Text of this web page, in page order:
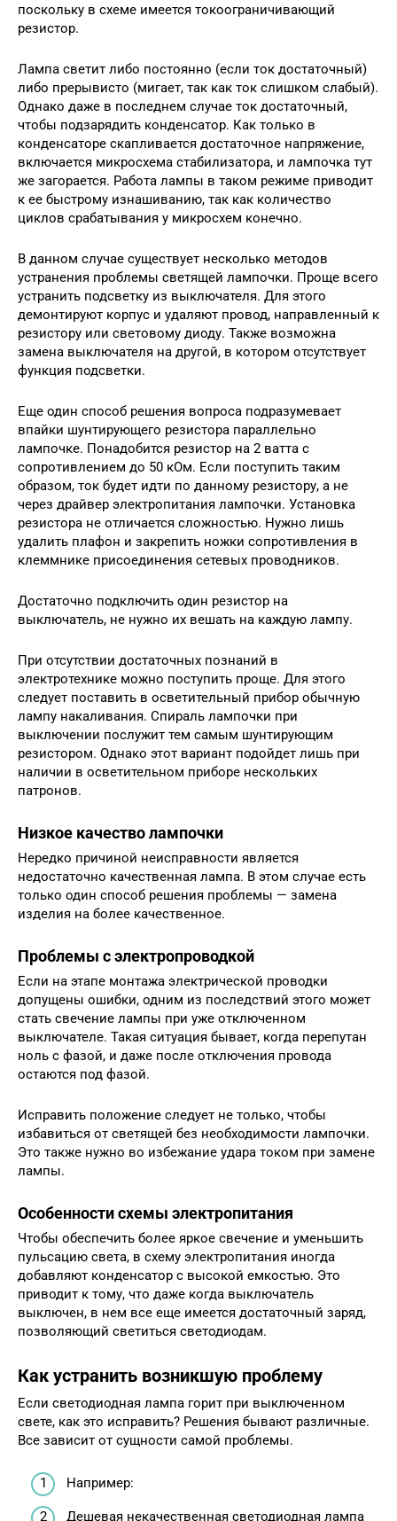
поскольку в схеме имеется токоограничивающий
резистор.
Лампа светит либо постоянно (если ток достаточный)
либо прерывисто (мигает, так как ток слишком слабый).
Однако даже в последнем случае ток достаточный,
чтобы подзарядить конденсатор. Как только в
конденсаторе скапливается достаточное напряжение,
включается микросхема стабилизатора, и лампочка тут
же загорается. Работа лампы в таком режиме приводит
к ее быстрому изнашиванию, так как количество
циклов срабатывания у микросхем конечно.
В данном случае существует несколько методов
устранения проблемы светящей лампочки. Проще всего
устранить подсветку из выключателя. Для этого
демонтируют корпус и удаляют провод, направленный к
резистору или световому диоду. Также возможна
замена выключателя на другой, в котором отсутствует
функция подсветки.
Еще один способ решения вопроса подразумевает
впайки шунтирующего резистора параллельно
лампочке. Понадобится резистор на 2 ватта с
сопротивлением до 50 кОм. Если поступить таким
образом, ток будет идти по данному резистору, а не
через драйвер электропитания лампочки. Установка
резистора не отличается сложностью. Нужно лишь
удалить плафон и закрепить ножки сопротивления в
клеммнике присоединения сетевых проводников.
Достаточно подключить один резистор на
выключатель, не нужно их вешать на каждую лампу.
При отсутствии достаточных познаний в
электротехнике можно поступить проще. Для этого
следует поставить в осветительный прибор обычную
лампу накаливания. Спираль лампочки при
выключении послужит тем самым шунтирующим
резистором. Однако этот вариант подойдет лишь при
наличии в осветительном приборе нескольких
патронов.
Низкое качество лампочки
Нередко причиной неисправности является
недостаточно качественная лампа. В этом случае есть
только один способ решения проблемы — замена
изделия на более качественное.
Проблемы с электропроводкой
Если на этапе монтажа электрической проводки
допущены ошибки, одним из последствий этого может
стать свечение лампы при уже отключенном
выключателе. Такая ситуация бывает, когда перепутан
ноль с фазой, и даже после отключения провода
остаются под фазой.
Исправить положение следует не только, чтобы
избавиться от светящей без необходимости лампочки.
Это также нужно во избежание удара током при замене
лампы.
Особенности схемы электропитания
Чтобы обеспечить более яркое свечение и уменьшить
пульсацию света, в схему электропитания иногда
добавляют конденсатор с высокой емкостью. Это
приводит к тому, что даже когда выключатель
выключен, в нем все еще имеется достаточный заряд,
позволяющий светиться светодиодам.
Как устранить возникшую проблему
Если светодиодная лампа горит при выключенном
свете, как это исправить? Решения бывают различные.
Все зависит от сущности самой проблемы.
Например:
Дешевая некачественная светодиодная лампа